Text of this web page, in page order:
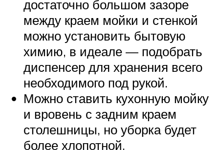
достаточно большом зазоре
между краем мойки и стенкой
можно установить бытовую
химию, в идеале — подобрать
диспенсер для хранения всего
необходимого под рукой.
Можно ставить кухонную мойку
и вровень с задним краем
столешницы, но уборка будет
более хлопотной.